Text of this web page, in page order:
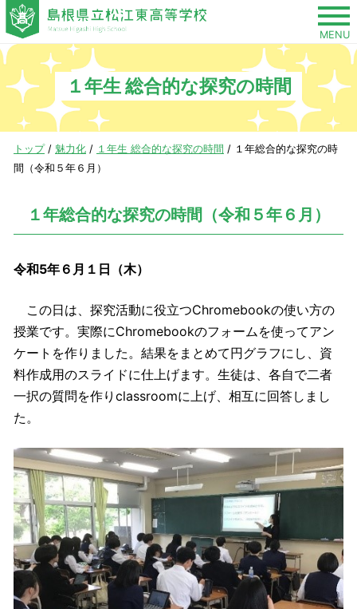
このページの本文へ
MENU
１年生 総合的な探究の時間
現
在
トップ/ 魅力化 / １年生 総合的な探究の時間 / １年総合的な探究の時
間（令和５年６月）
１年総合的な探究の時間（令和５年６月）
令和5年６月１日（木）
この日は、探究活動に役立つChromebookの使い方の
授業です。実際にChromebookのフォームを使ってアン
ケートを作りました。結果をまとめて円グラフにし、資
料作成用のスライドに仕上げます。生徒は、各自で二者
一択の質問を作りclassroomに上げ、相互に回答しまし
た。